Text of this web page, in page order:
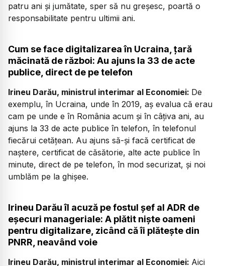
patru ani și jumătate, sper să nu greșesc, poartă o
responsabilitate pentru ultimii ani.
Cum se face digitalizarea în Ucraina, țară
măcinată de război: Au ajuns la 33 de acte
publice, direct de pe telefon
Irineu Darău, ministrul interimar al Economiei: De
exemplu, în Ucraina, unde în 2019, aș evalua că erau
cam pe unde e în România acum și în câțiva ani, au
ajuns la 33 de acte publice în telefon, în telefonul
fiecărui cetățean. Au ajuns să-și facă certificat de
naștere, certificat de căsătorie, alte acte publice în
minute, direct de pe telefon, în mod securizat, și noi
umblăm pe la ghișee.
Irineu Darău îl acuză pe fostul șef al ADR de
eșecuri manageriale: A plătit niște oameni
pentru digitalizare, zicând că îi plătește din
PNRR, neavând voie
Irineu Darău, ministrul interimar al Economiei: Aici